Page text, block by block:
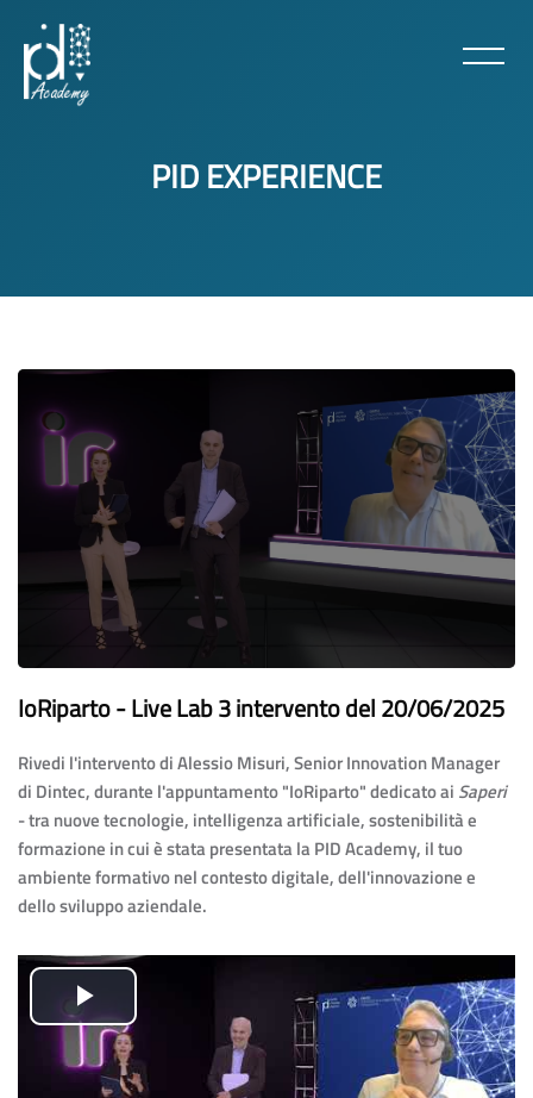
PID EXPERIENCE
IoRiparto - Live Lab 3 intervento del 20/06/2025
Rivedi l'intervento di Alessio Misuri, Senior Innovation Manager
di Dintec, durante l'appuntamento "IoRiparto" dedicato ai Saperi
- tra nuove tecnologie, intelligenza artificiale, sostenibilità e
formazione in cui è stata presentata la PID Academy, il tuo
ambiente formativo nel contesto digitale, dell'innovazione e
dello sviluppo aziendale.
Play
Video